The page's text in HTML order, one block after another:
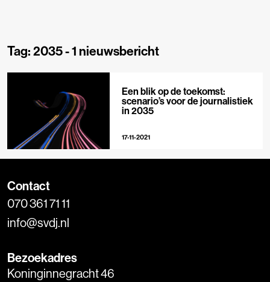
Tag: 2035 -1 nieuwsbericht
Een blik op de toekomst:
scenario’s voor de journalistiek
in 2035
17-11-2021
Contact
070 361 71 11
info@svdj.nl
Bezoekadres
Koninginnegracht 46